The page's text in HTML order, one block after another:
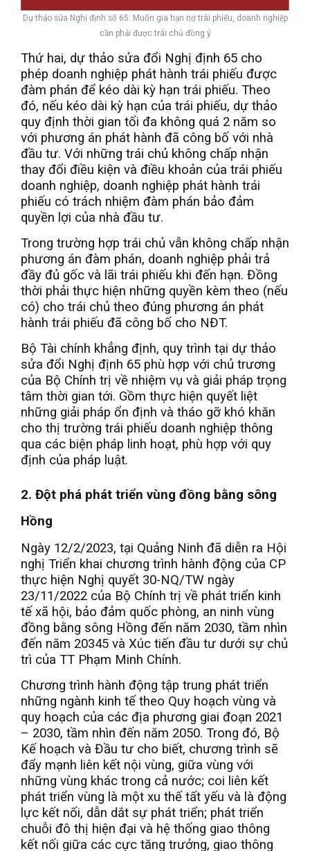
Dự thảo sửa Nghị định số 65: Muốn gia hạn nợ trái phiếu, doanh nghiệp
cần phải được trái chủ đồng ý
Thứ hai, dự thảo sửa đổi Nghị định 65 cho
phép doanh nghiệp phát hành trái phiếu được
đàm phán để kéo dài kỳ hạn trái phiếu. Theo
đó, nếu kéo dài kỳ hạn của trái phiếu, dự thảo
quy định thời gian tối đa không quá 2 năm so
với phương án phát hành đã công bố với nhà
đầu tư. Với những trái chủ không chấp nhận
thay đổi điều kiện và điều khoản của trái phiếu
doanh nghiệp, doanh nghiệp phát hành trái
phiếu có trách nhiệm đàm phán bảo đảm
quyền lợi của nhà đầu tư.
Trong trường hợp trái chủ vẫn không chấp nhận
phương án đàm phán, doanh nghiệp phải trả
đầy đủ gốc và lãi trái phiếu khi đến hạn. Đồng
thời phải thực hiện những quyền kèm theo (nếu
có) cho trái chủ theo đúng phương án phát
hành trái phiếu đã công bố cho NĐT.
Bộ Tài chính khẳng định, quy trình tại dự thảo
sửa đổi Nghị định 65 phù hợp với chủ trương
của Bộ Chính trị về nhiệm vụ và giải pháp trọng
tâm thời gian tới. Gồm thực hiện quyết liệt
những giải pháp ổn định và tháo gỡ khó khăn
cho thị trường trái phiếu doanh nghiệp thông
qua các biện pháp linh hoạt, phù hợp với quy
định của pháp luật.
2. Đột phá phát triển vùng đồng bằng sông
Hồng
Ngày 12/2/2023, tại Quảng Ninh đã diễn ra Hội
nghị Triển khai chương trình hành động của CP
thực hiện Nghị quyết 30-NQ/TW ngày
23/11/2022 của Bộ Chính trị về phát triển kinh
tế xã hội, bảo đảm quốc phòng, an ninh vùng
đồng bằng sông Hồng đến năm 2030, tầm nhìn
đến năm 20345 và Xúc tiến đầu tư dưới sự chủ
trì của TT Phạm Minh Chính.
Chương trình hành động tập trung phát triển
những ngành kinh tế theo Quy hoạch vùng và
quy hoạch của các địa phương giai đoạn 2021
– 2030, tầm nhìn đến năm 2050. Trong đó, Bộ
Kế hoạch và Đầu tư cho biết, chương trình sẽ
đẩy mạnh liên kết nội vùng, giữa vùng với
những vùng khác trong cả nước; coi liên kết
phát triển vùng là một xu thế tất yếu và là động
lực kết nối, dẫn dắt sự phát triển; phát triển
chuỗi đô thị hiện đại và hệ thống giao thông
kết nối giữa các cực tăng trưởng, giao thông